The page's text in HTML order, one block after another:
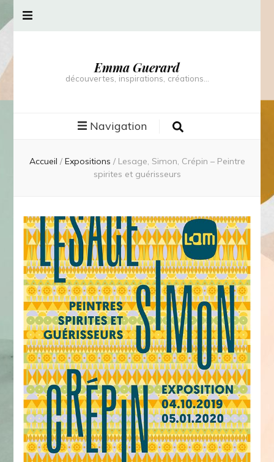
Emma Guerard
découvertes, inspirations, créations…
Navigation
Accueil / Expositions / Lesage, Simon, Crépin – Peintre
spirites et guérisseurs